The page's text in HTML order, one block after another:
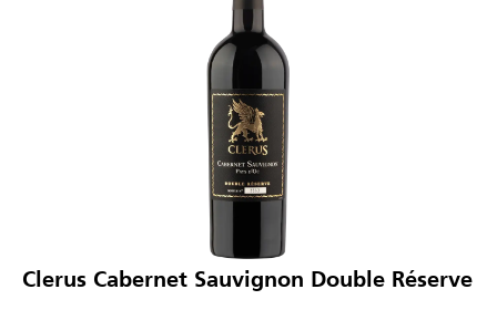
Clerus Cabernet Sauvignon Double Réserve